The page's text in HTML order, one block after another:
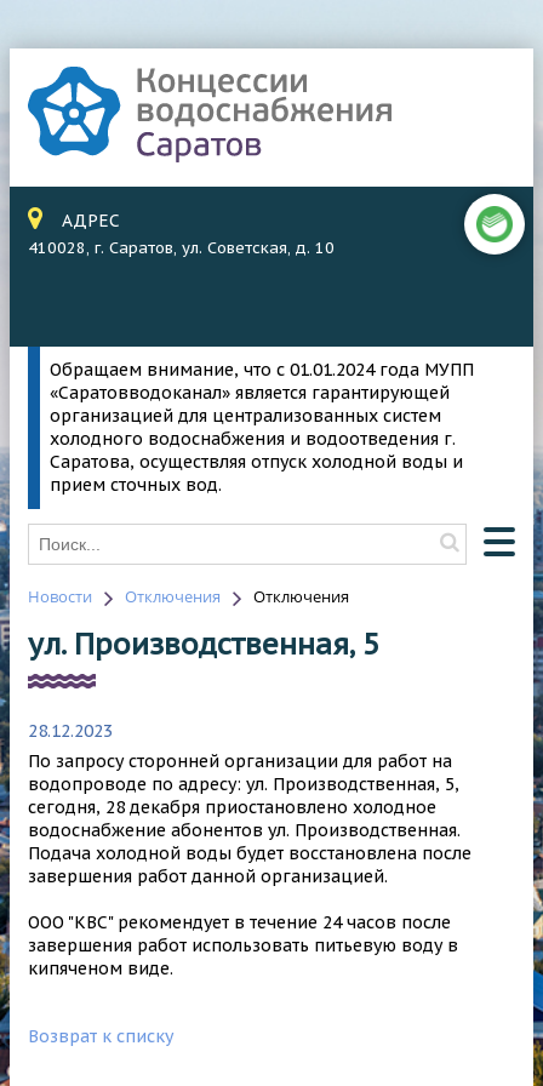
АДРЕС
410028, г. Саратов, ул. Советская, д. 10
Обращаем внимание, что с 01.01.2024 года МУПП
«Саратовводоканал» является гарантирующей
организацией для централизованных систем
холодного водоснабжения и водоотведения г.
Саратова, осуществляя отпуск холодной воды и
прием сточных вод.
О ВОДОСНАБЖЕНИИ
НОВОСТИ
ОТКЛЮЧЕНИЯ
КОНТАКТЫ
HAWLE
Новости Отключения Отключения
ул. Производственная, 5
28.12.2023
По запросу сторонней организации для работ на
водопроводе по адресу: ул. Производственная, 5,
сегодня, 28 декабря приостановлено холодное
водоснабжение абонентов ул. Производственная.
Подача холодной воды будет восстановлена после
завершения работ данной организацией.
ООО "КВС" рекомендует в течение 24 часов после
завершения работ использовать питьевую воду в
кипяченом виде.
Возврат к списку